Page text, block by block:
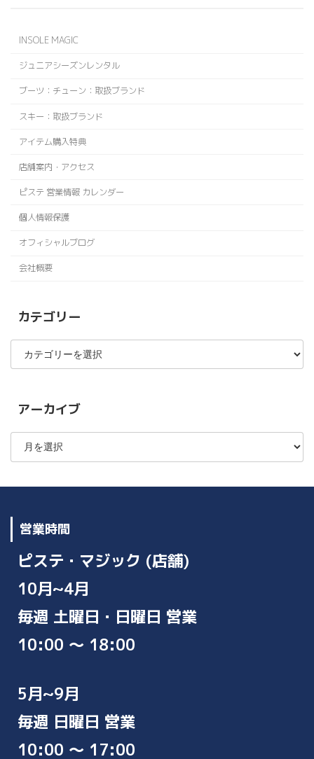
INSOLE MAGIC
ジュニアシーズンレンタル
ブーツ：チューン：取扱ブランド
スキー：取扱ブランド
アイテム購入特典
店舗案内・アクセス
ピステ 営業情報 カレンダー
個人情報保護
オフィシャルブログ
会社概要
カテゴリー
カ
ゴ
アーカイブ
ア
カ
ブ
営業時間
ピステ・マジック (店舗)
10月~4月
毎週 土曜日・日曜日 営業
10:00 ～ 18:00
5月~9月
毎週 日曜日 営業
10:00 ～ 17:00